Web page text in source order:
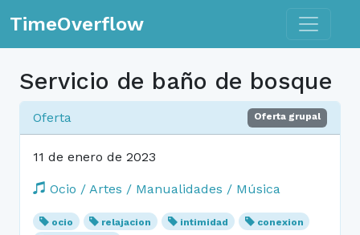
TimeOverflow Toggle
Servicio de baño de bosque
Oferta Oferta grupal
11 de enero de 2023
Ocio / Artes / Manualidades / Música
ocio relajacion intimidad
conexion